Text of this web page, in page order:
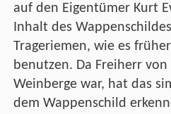
auf den Eigentümer Kurt
Inhalt des
Trageriemen, wie es
benutzen. Da Freiherr
Weinberge war, hat das
dem Wappenschild